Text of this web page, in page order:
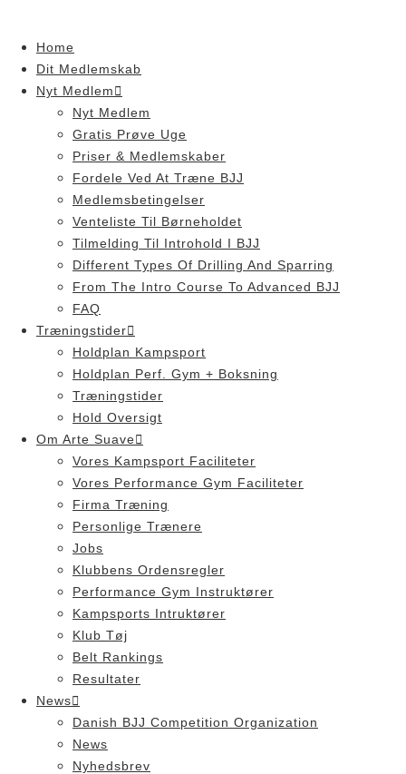
contentHome
Dit Medlemskab
Nyt Medlem
Nyt Medlem
Gratis Prøve Uge
Priser & Medlemskaber
Fordele Ved At Træne BJJ
Medlemsbetingelser
Venteliste Til Børneholdet
Tilmelding Til Introhold I BJJ
Different Types Of Drilling And Sparring
From The Intro Course To Advanced BJJ
FAQ
Træningstider
Holdplan Kampsport
Holdplan Perf. Gym + Boksning
Træningstider
Hold Oversigt
Om Arte Suave
Vores Kampsport Faciliteter
Vores Performance Gym Faciliteter
Firma Træning
Personlige Trænere
Jobs
Klubbens Ordensregler
Performance Gym Instruktører
Kampsports Intruktører
Klub Tøj
Belt Rankings
Resultater
News
Danish BJJ Competition Organization
News
Nyhedsbrev